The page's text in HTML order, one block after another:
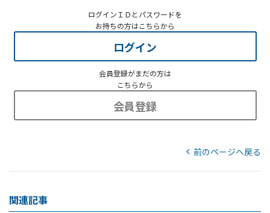
ログインＩＤとパスワードを
お持ちの方はこちらから
ログイン
会員登録がまだの方は
こちらから
会員登録
前のページへ戻る
関連記事